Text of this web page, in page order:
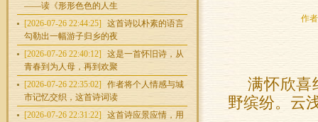
——读《形形色色的人生
[2026-07-26 22:44:25]
这首诗以朴素的语言
勾勒出一幅游子归乡的夜
[2026-07-26 22:40:12]
这是一首怀旧诗，从
青春到为人母，再到欢聚
[2026-07-26 22:35:02]
作者将个人情感与城
市记忆交织，这首诗词读
[2026-07-26 22:31:22]
这首诗应景应情，用
作
满怀欣喜
野缤纷。云